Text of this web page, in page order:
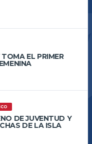
EL PRIMER
DE JUVENTUD Y
DE LA ISLA